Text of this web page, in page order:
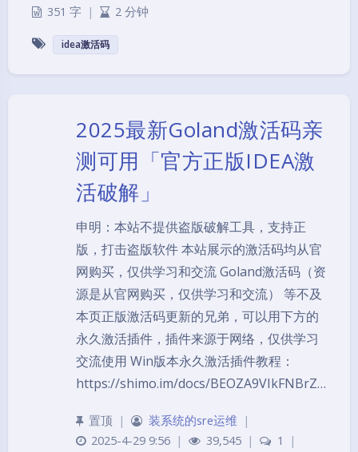
351 字 | 2 分钟
idea激活码
2025最新Goland激活码亲
测可用「官方正版IDEA激
活破解」
申明：本站不提供盗版破解工具，支持正
版，打击盗版软件 本站展示的激活码均从官
网购买，仅供学习和交流 Goland激活码（资
源是从官网购买，仅供学习和交流） 等不及
本页正版激活码更新的兄弟，可以用下方的
永久激活插件，插件来源于网络，仅供学习
交流使用 Win版本永久激活插件教程：
https://shimo.im/docs/BEOZA9VIkFNBrZ…
置顶 | 装系统的sre运维
|
2025-4-29 9:56 | 39,545 | 1
|